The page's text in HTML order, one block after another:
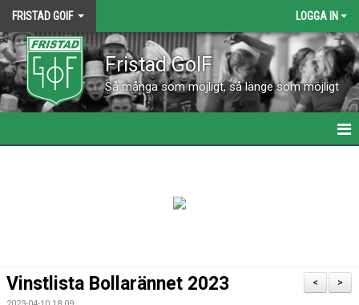
FRISTAD GOIF LOGGA IN
Fristad GoIF
Så många som möjligt, så länge som möjligt
VÅRA LAG
>
<
Vinstlista Bollarännet 2023